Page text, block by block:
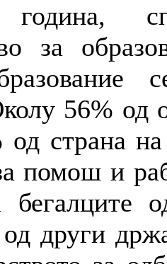
за
56% од
страна на
помош и
други